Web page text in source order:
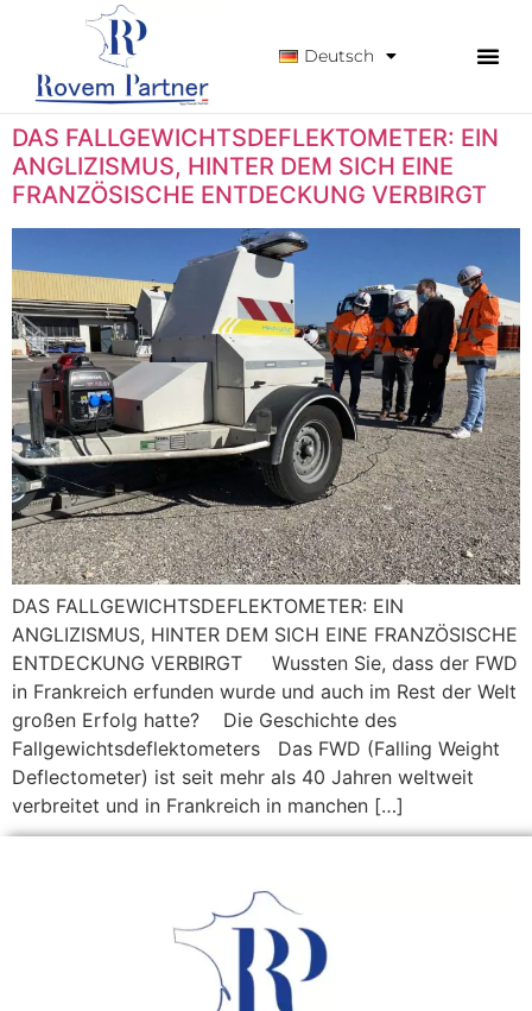
Deutsch
DAS FALLGEWICHTSDEFLEKTOMETER: EIN
ANGLIZISMUS, HINTER DEM SICH EINE
FRANZÖSISCHE ENTDECKUNG VERBIRGT
DAS FALLGEWICHTSDEFLEKTOMETER: EIN
ANGLIZISMUS, HINTER DEM SICH EINE FRANZÖSISCHE
ENTDECKUNG VERBIRGT Wussten Sie, dass der FWD
in Frankreich erfunden wurde und auch im Rest der Welt
großen Erfolg hatte? Die Geschichte des
Fallgewichtsdeflektometers Das FWD (Falling Weight
Deflectometer) ist seit mehr als 40 Jahren weltweit
verbreitet und in Frankreich in manchen […]